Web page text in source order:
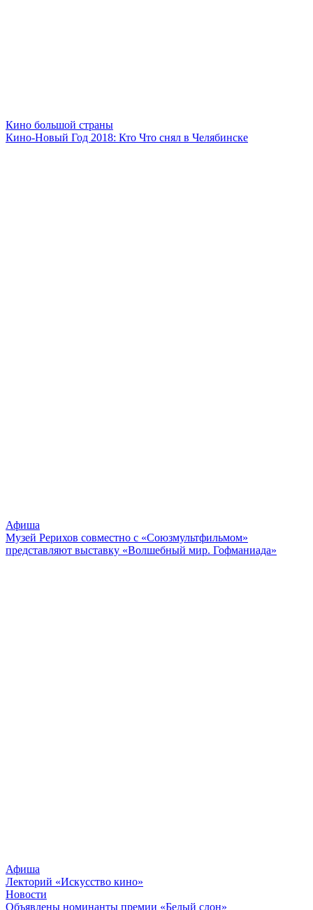
Кино большой страны
Кино-Новый Год 2018: Кто Что снял в Челябинске
Афиша
Музей Рерихов совместно с «Союзмультфильмом»
представляют выставку «Волшебный мир. Гофманиада»
Афиша
Лекторий «Искусство кино»
Новости
Объявлены номинанты премии «Белый слон»